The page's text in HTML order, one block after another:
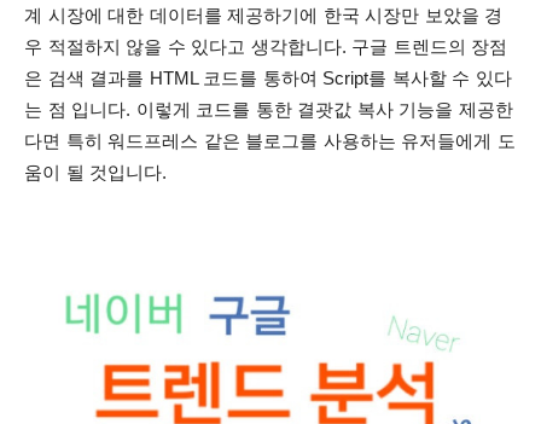
계 시장에 대한 데이터를 제공하기에 한국 시장만 보았을 경
우 적절하지 않을 수 있다고 생각합니다. 구글 트렌드의 장점
은 검색 결과를 HTML 코드를 통하여 Script를 복사할 수 있다
는 점 입니다. 이렇게 코드를 통한 결괏값 복사 기능을 제공한
다면 특히 워드프레스 같은 블로그를 사용하는 유저들에게 도
움이 될 것입니다.